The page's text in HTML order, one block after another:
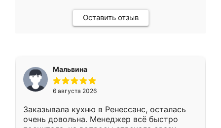
Оставить отзыв
Мальвина
6 августа 2026
Заказывала кухню в Ренессанс, осталась
очень довольна. Менеджер всё быстро